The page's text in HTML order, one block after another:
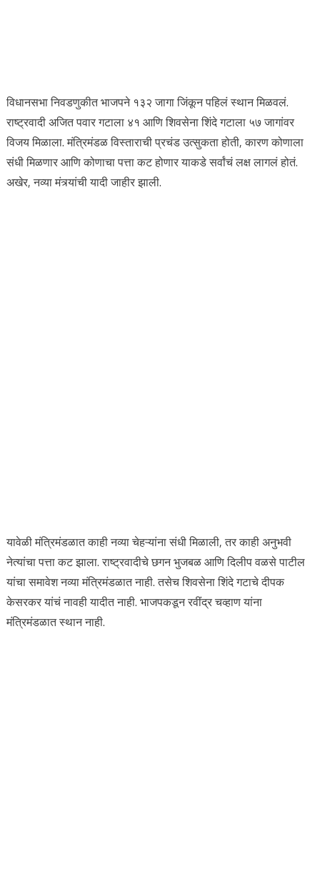
विधानसभा निवडणुकीत भाजपने १३२ जागा जिंकून पहिलं स्थान मिळवलं.
राष्ट्रवादी अजित पवार गटाला ४१ आणि शिवसेना शिंदे गटाला ५७ जागांवर
विजय मिळाला. मंत्रिमंडळ विस्ताराची प्रचंड उत्सुकता होती, कारण कोणाला
संधी मिळणार आणि कोणाचा पत्ता कट होणार याकडे सर्वांचं लक्ष लागलं होतं.
अखेर, नव्या मंत्र्यांची यादी जाहीर झाली.
यावेळी मंत्रिमंडळात काही नव्या चेहऱ्यांना संधी मिळाली, तर काही अनुभवी
नेत्यांचा पत्ता कट झाला. राष्ट्रवादीचे छगन भुजबळ आणि दिलीप वळसे पाटील
यांचा समावेश नव्या मंत्रिमंडळात नाही. तसेच शिवसेना शिंदे गटाचे दीपक
केसरकर यांचं नावही यादीत नाही. भाजपकडून रवींद्र चव्हाण यांना
मंत्रिमंडळात स्थान नाही.